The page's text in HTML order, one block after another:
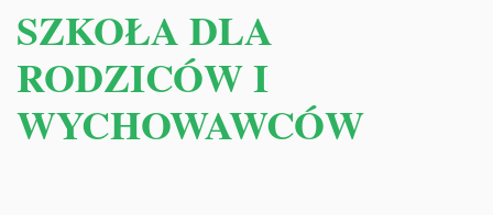
SZKOŁA DLA
RODZICÓW I
WYCHOWAWCÓW